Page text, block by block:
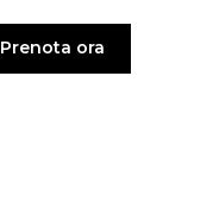
Prenota ora